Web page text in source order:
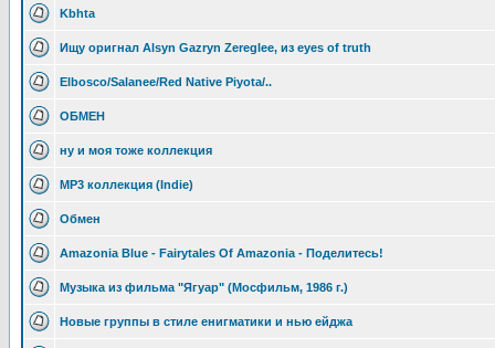
Kbhta
Ищу оригнал Alsyn Gazryn Zereglee, из eyes of truth
Elbosco/Salanee/Red Native Piyota/..
ОБМЕН
ну и моя тоже коллекция
MP3 коллекция (Indie)
Обмен
Amazonia Blue - Fairytales Of Amazonia - Поделитесь!
Музыка из фильма "Ягуар" (Мосфильм, 1986 г.)
Новые группы в стиле енигматики и нью ейджа